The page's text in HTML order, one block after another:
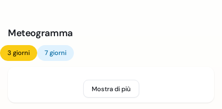
Meteogramma
3 giorni 7 giorni
Mostra di più